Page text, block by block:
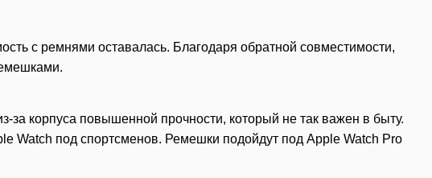
с ремнями оставалась. Благодаря обратной совместимости,
корпуса повышенной прочности, который не так важен в быту.
Watch под спортсменов. Ремешки подойдут под Apple Watch Pro